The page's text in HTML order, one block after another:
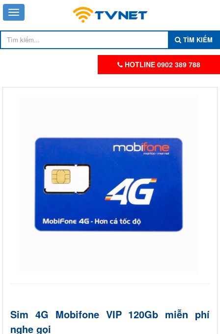
TÌM KIẾM
HOTLINE 0902 389 788
Sim 4G Mobifone VIP 120Gb miễn phí
nghe gọi